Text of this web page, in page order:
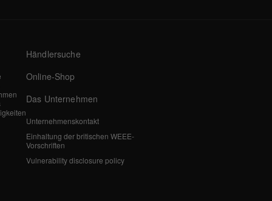
Händlersuche
Online-Shop
Das Unternehmen
Unternehmenskontakt
Einhaltung der britischen WEEE-
Vorschriften
Vulnerability disclosure policy